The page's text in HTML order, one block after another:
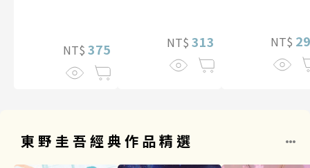
NT$ 375 NT$ 313 NT$
東野圭吾經典作品精選